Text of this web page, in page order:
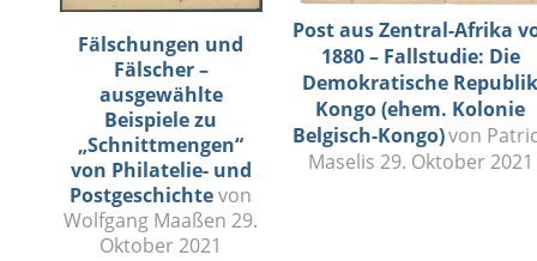
Fälschungen und
Fälscher –
ausgewählte
Beispiele zu
„Schnittmengen“
von Philatelie- und
Postgeschichtevon
Wolfgang Maaßen 29.
Oktober 2021
Post aus Zentral-Afrika
1880 – Fallstudie: Die
Demokratische Republik
Kongo (ehem. Kolonie
Belgisch-Kongo)von
Maselis 29. Oktober 2021